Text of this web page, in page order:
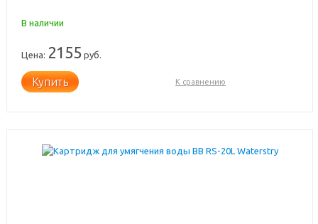
В наличии
Цена: 2155 руб.
Купить К сравнению